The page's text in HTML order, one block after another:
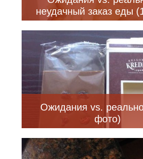
неудачный заказ еды
Ожидания vs.
фото)